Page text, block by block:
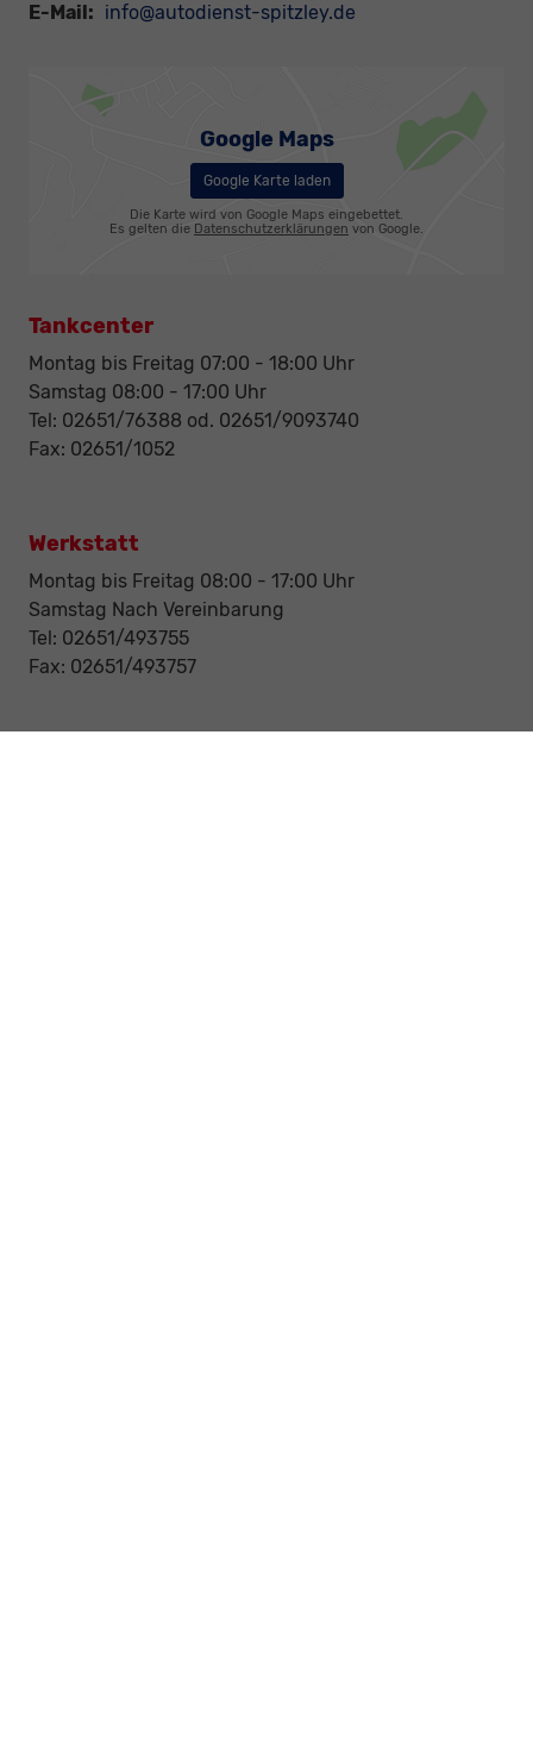
E-Mail: info@autodienst-spitzley.de
Google Maps
Google Karte laden
Die Karte wird von Google Maps eingebettet.
Es gelten die Datenschutzerklärungen von Google.
Tankcenter
Montag bis Freitag 07:00 - 18:00 Uhr
Samstag 08:00 - 17:00 Uhr
Tel: 02651/76388 od. 02651/9093740
Fax: 02651/1052
Werkstatt
Montag bis Freitag 08:00 - 17:00 Uhr
Samstag Nach Vereinbarung
Tel: 02651/493755
Fax: 02651/493757